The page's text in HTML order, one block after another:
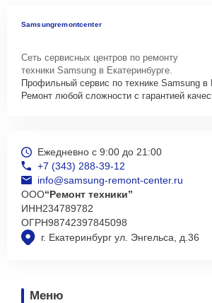
Samsungremontcenter
Сеть сервисных центров по ремонту
техники Samsung в Екатеринбурге.
Профильный сервис по технике Samsung в
Ремонт любой сложности с гарантией
г. Екатеринбург ул. Энгельса, д.36
Ежедневно с 9:00 до 21:00
+7 (343) 288-39-12
info@samsung-remont-center.ru
ООО“Ремонт техники”
ИНН234789782
ОГРН98742397845098
Меню